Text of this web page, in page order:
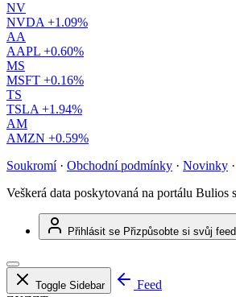
NV
NVDA +1.09%
AA
AAPL +0.60%
MS
MSFT +0.16%
TS
TSLA +1.94%
AM
AMZN +0.59%
Soukromí · Obchodní podmínky · Novinky ·
Veškerá data poskytovaná na portálu
Přihlásit se Přizpůsobte si svůj feed
Toggle Sidebar
Feed